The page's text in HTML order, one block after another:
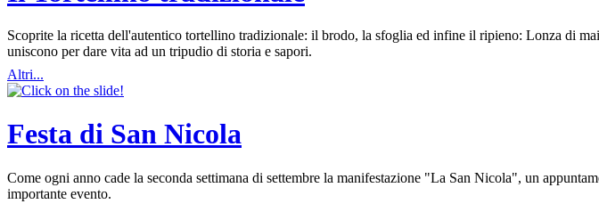
Scoprite la ricetta dell'autentico tortellino tradizionale: il brodo, la sfoglia ed infine il ripieno: Lonza di
uniscono per dare vita ad un tripudio di storia e sapori.
Altri...
Festa di San Nicola
Come ogni anno cade la seconda settimana di settembre la manifestazione "La San Nicola", un
importante evento.